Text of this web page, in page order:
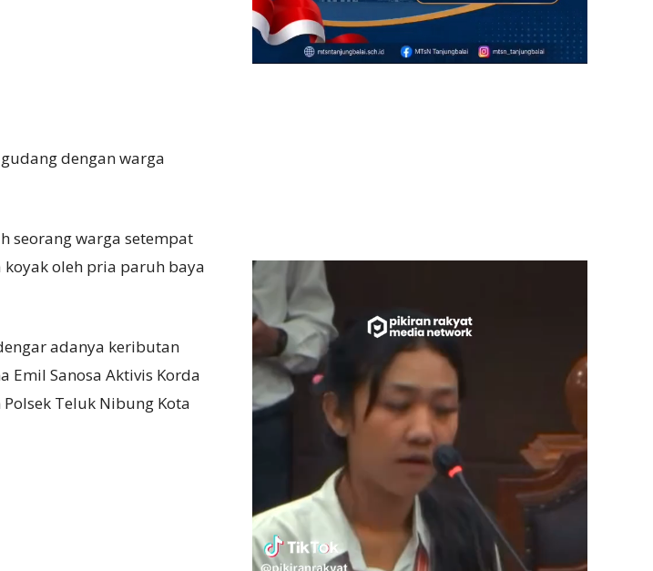
dengan warga
seorang warga setempat
oleh pria paruh baya
adanya keributan
Sanosa Aktivis Korda
Teluk Nibung Kota